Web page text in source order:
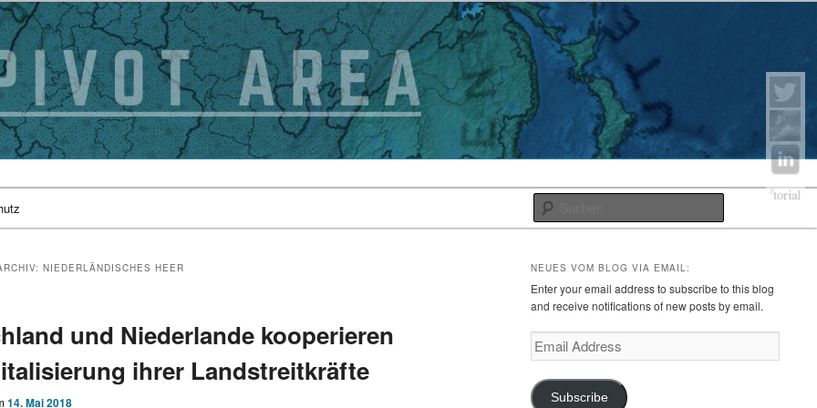
NIEDERLÄNDISCHES HEER
und Niederlande kooperieren
ihrer Landstreitkräfte
14. Mai 2018
NEUES VOM BLOG VIA EMAIL:
Enter your email address to subscribe to this blog
and receive notifications of new posts by email.
Email
Address
Subscribe